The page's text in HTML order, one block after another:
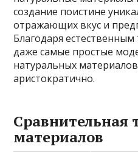
создание поистине
отражающих вкус и
Благодаря
даже самые простые
натуральных
аристократично.
Сравнительная
материалов